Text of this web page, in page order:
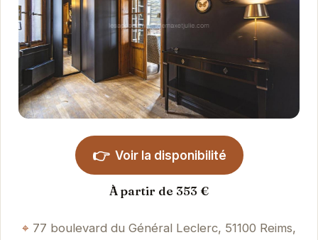
👉 Voir la disponibilité
À partir de 353 €
77 boulevard du Général Leclerc, 51100 Reims,